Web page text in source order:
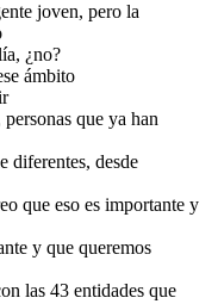
joven, pero la
¿no?
ámbito
que ya han
diferentes, desde
que eso es importante y
y que queremos
las 43 entidades que